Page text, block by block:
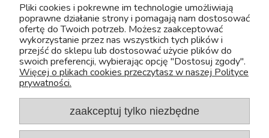
Adres: Kazimierzowska 29 08-110 Siedlce
Tel:+48 25 632 64 59
Fax:+48 25 632 55 84
E-mail:wiw@mazowsze.wiw.gov.pl
www:http://www.wiw.mazowsze.pl/
Sklep Zoologiczny Zoo-Aquos
sklep@zoo-aquos.pl
Pliki cookies i pokrewne im technologie umożliwiają
poprawne działanie strony i pomagają nam dostosować
ofertę do Twoich potrzeb. Możesz zaakceptować
wykorzystanie przez nas wszystkich tych plików i
przejść do sklepu lub dostosować użycie plików do
swoich preferencji, wybierając opcję "Dostosuj zgody".
Więcej o plikach cookies przeczytasz w naszej Polityce
prywatności.
zaakceptuj tylko niezbędne